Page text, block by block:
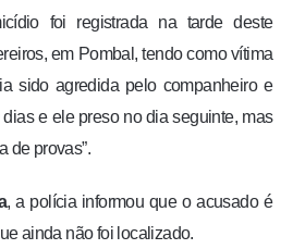
foi registrada na tarde deste
em Pombal, tendo como vítima
sido agredida pelo companheiro e
e ele preso no dia seguinte, mas
de provas”.
, a polícia informou que o acusado é
ainda não foi localizado.